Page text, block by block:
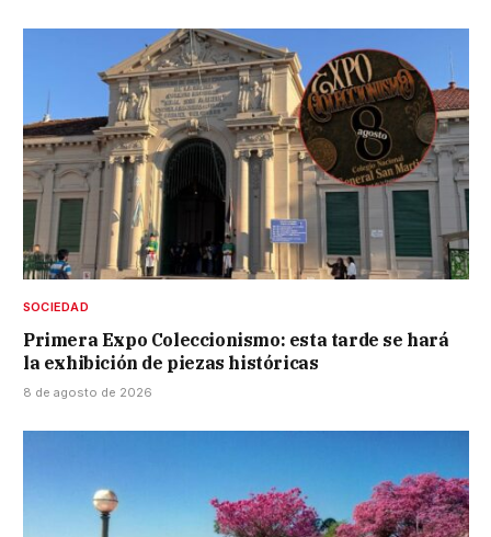
SOCIEDAD
Primera Expo Coleccionismo: esta tarde se hará
la exhibición de piezas históricas
8 de agosto de 2026